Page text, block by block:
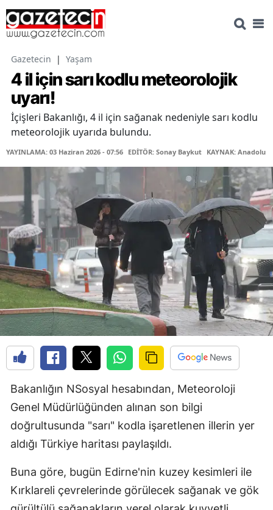
Gazetecin | Yaşam
4 il için sarı kodlu meteorolojik
uyarı!
İçişleri Bakanlığı, 4 il için sağanak nedeniyle sarı kodlu
meteorolojik uyarıda bulundu.
YAYINLAMA: 03 Haziran 2026 - 07:56 EDİTÖR: Sonay Baykut KAYNAK: Anadolu
Bakanlığın NSosyal hesabından, Meteoroloji
Genel Müdürlüğünden alınan son bilgi
doğrultusunda "sarı" kodla işaretlenen illerin yer
aldığı Türkiye haritası paylaşıldı.
Buna göre, bugün Edirne'nin kuzey kesimleri ile
Kırklareli çevrelerinde görülecek sağanak ve gök